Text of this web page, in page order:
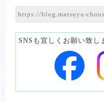
SNSも宜しくお願い致し